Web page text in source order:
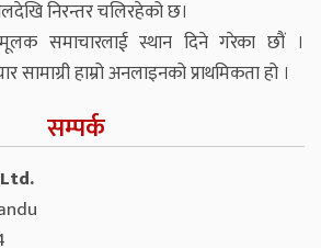
निरन्तर चलिरहेको छ।
समाचारलाई स्थान दिने गरेका छौं ।
हाम्रो अनलाइनको प्राथमिकता हो ।
सम्पर्क